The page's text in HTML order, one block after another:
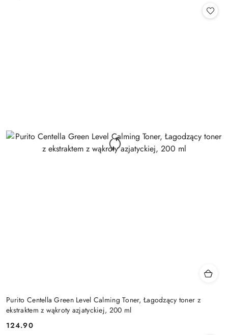
Purito Centella Green Level Calming Toner, Łagodzący toner z
ekstraktem z wąkroty azjatyckiej, 200 ml
Cena:
124.90